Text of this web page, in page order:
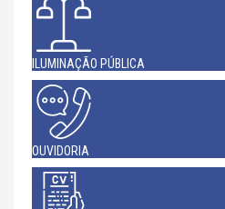
ILUMINAÇÃO PÚBLICA
OUVIDORIA